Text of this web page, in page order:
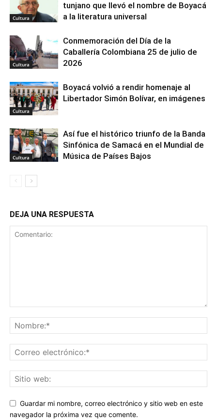
Cultura
tunjano que llevó el nombre de Boyacá
a la literatura universal
Cultura
Conmemoración del Día de la
Caballería Colombiana 25 de julio de
2026
Cultura
Boyacá volvió a rendir homenaje al
Libertador Simón Bolívar, en imágenes
Cultura
Así fue el histórico triunfo de la Banda
Sinfónica de Samacá en el Mundial de
Música de Países Bajos
DEJA UNA RESPUESTA
Guardar mi nombre, correo electrónico y sitio web en este
navegador la próxima vez que comente.